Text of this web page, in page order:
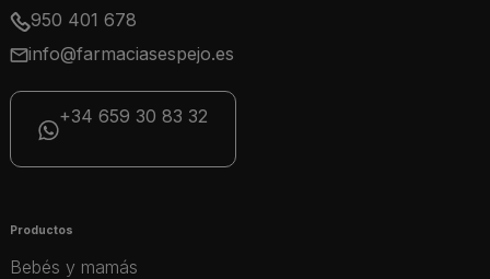
950 401 678
info@farmaciasespejo.es
+34 659 30 83 32
Productos
Bebés y mamás